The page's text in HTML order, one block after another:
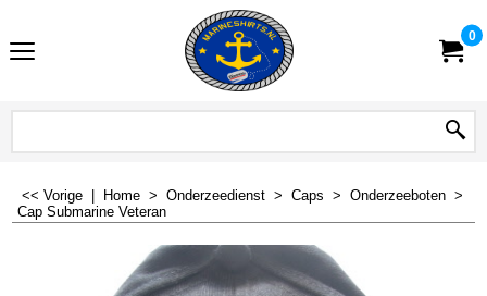
0
<< Vorige Home > Onderzeedienst > Caps > Onderzeeboten >
Cap Submarine Veteran